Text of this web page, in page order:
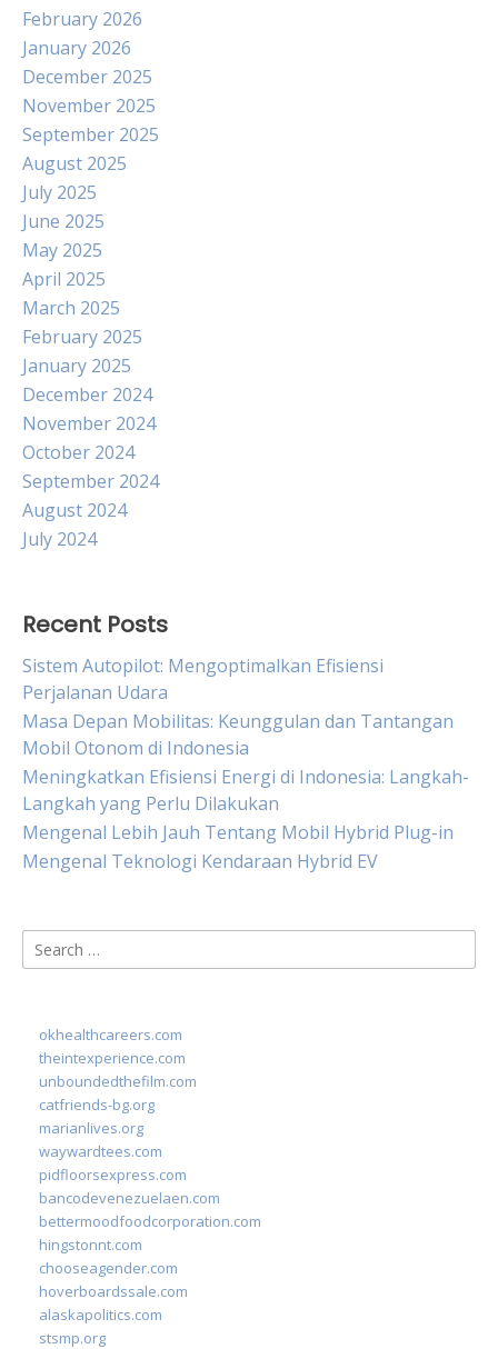
February 2026
January 2026
December 2025
November 2025
September 2025
August 2025
July 2025
June 2025
May 2025
April 2025
March 2025
February 2025
January 2025
December 2024
November 2024
October 2024
September 2024
August 2024
July 2024
Recent Posts
Sistem Autopilot: Mengoptimalkan Efisiensi
Perjalanan Udara
Masa Depan Mobilitas: Keunggulan dan Tantangan
Mobil Otonom di Indonesia
Meningkatkan Efisiensi Energi di Indonesia: Langkah-
Langkah yang Perlu Dilakukan
Mengenal Lebih Jauh Tentang Mobil Hybrid Plug-in
Mengenal Teknologi Kendaraan Hybrid EV
Search
for:
okhealthcareers.com
theintexperience.com
unboundedthefilm.com
catfriends-bg.org
marianlives.org
waywardtees.com
pidfloorsexpress.com
bancodevenezuelaen.com
bettermoodfoodcorporation.com
hingstonnt.com
chooseagender.com
hoverboardssale.com
alaskapolitics.com
stsmp.org